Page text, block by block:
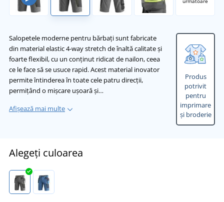
Salopetele moderne pentru bărbați sunt fabricate
din material elastic 4-way stretch de înaltă calitate și
foarte flexibil, cu un conținut ridicat de nailon, ceea
ce le face să se usuce rapid. Acest material inovator
permite întinderea în toate cele patru direcții,
permițând o mișcare ușoară și…
Afișează mai multe
Produs
potrivit
pentru
imprimare
și broderie
Alegeți culoarea